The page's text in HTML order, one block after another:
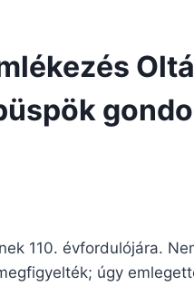
110. évfordulójára.
úgy